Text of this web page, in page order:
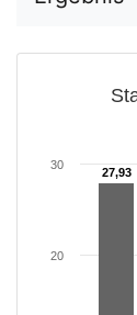
27,93
27,93
20
30